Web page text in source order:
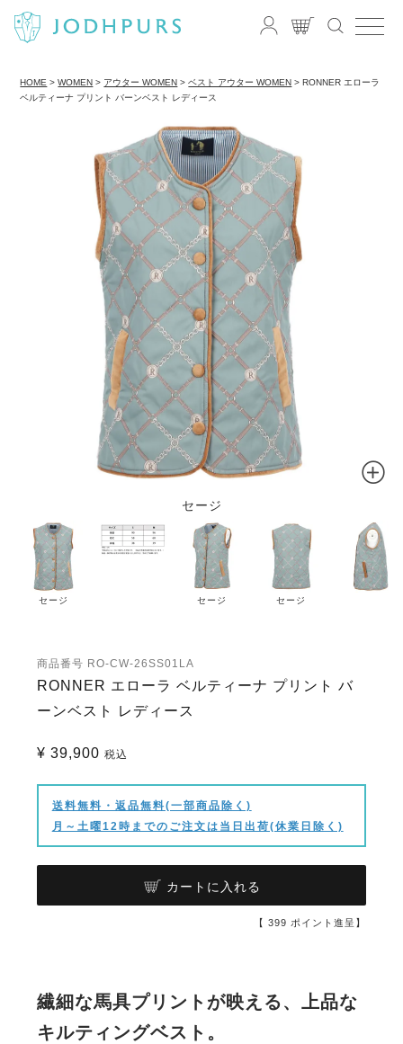
HOME WOMEN アウター WOMEN ベスト アウター WOMEN
RONNER エローラ
ベルティーナ プリント バーンベスト レディース
セージ
セージ セージ セージ
商品番号 RO-CW-26SS01LA
RONNER エローラ ベルティーナ プリント バ
ーンベスト レディース
¥ 39,900 税込
送料無料・返品無料(一部商品除く)
月～土曜12時までのご注文は当日出荷(休業日除く)
カートに入れる
【 399 ポイント進呈】
繊細な馬具プリントが映える、上品な
キルティングベスト。